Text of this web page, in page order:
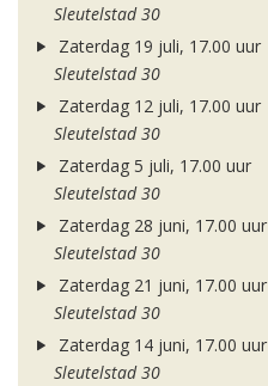
Sleutelstad 30
Zaterdag 19 juli, 17.00 uur
Sleutelstad 30
Zaterdag 12 juli, 17.00 uur
Sleutelstad 30
Zaterdag 5 juli, 17.00 uur
Sleutelstad 30
Zaterdag 28 juni, 17.00 uur
Sleutelstad 30
Zaterdag 21 juni, 17.00 uur
Sleutelstad 30
Zaterdag 14 juni, 17.00 uur
Sleutelstad 30